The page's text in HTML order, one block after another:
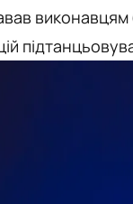
виконавцям